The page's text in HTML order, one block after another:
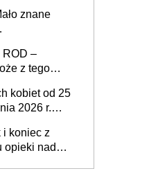
znane
ROD –
z tego
kobiet od 25
2026 r.
i koniec z
opieki nad